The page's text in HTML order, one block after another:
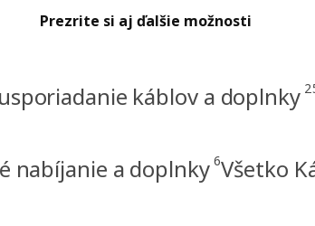
Prezrite si aj ďalšie možnosti
káblov a doplnky
nabíjanie a doplnky 6Všetko